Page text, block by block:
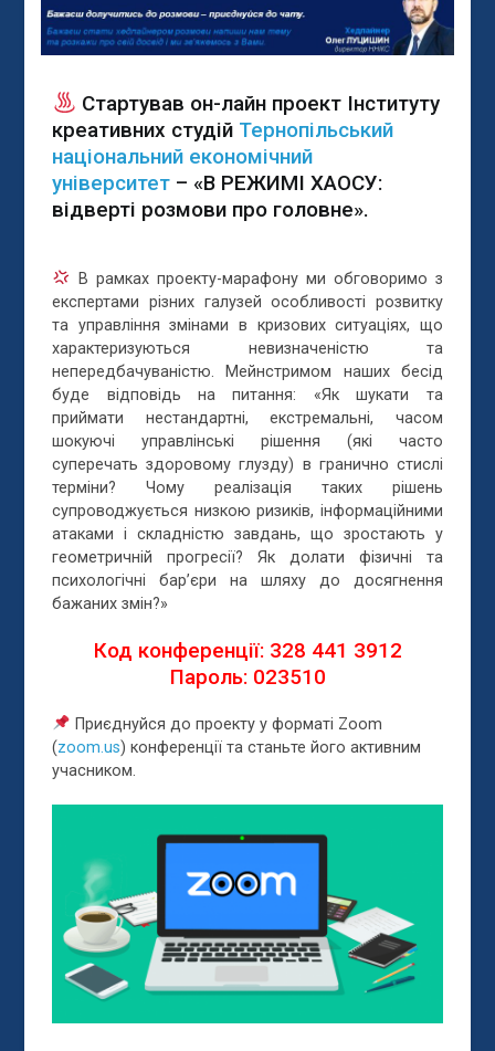
Стартував он-лайн проект Інституту
креативних студій Тернопільський
національний економічний
університет – «В РЕЖИМІ ХАОСУ:
відверті розмови про головне».
В рамках проекту-марафону ми обговоримо з
експертами різних галузей особливості розвитку
та управління змінами в кризових ситуаціях, що
характеризуються невизначеністю та
непередбачуваністю. Мейнстримом наших бесід
буде відповідь на питання: «Як шукати та
приймати нестандартні, екстремальні, часом
шокуючі управлінські рішення (які часто
суперечать здоровому глузду) в гранично стислі
терміни? Чому реалізація таких рішень
супроводжується низкою ризиків, інформаційними
атаками і складністю завдань, що зростають у
геометричній прогресії? Як долати фізичні та
психологічні бар’єри на шляху до досягнення
бажаних змін?»
Код конференції: 328 441 3912
Пароль: 023510
Приєднуйся до проекту у форматі Zoom
(zoom.us) конференції та станьте його активним
учасником.